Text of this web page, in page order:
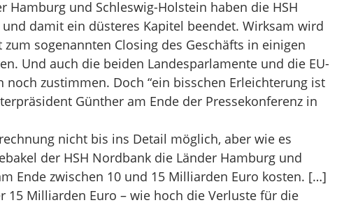
Hamburg und Schleswig-Holstein haben die HSH
damit ein düsteres Kapitel beendet. Wirksam wird
zum sogenannten Closing des Geschäfts in einigen
Und auch die beiden Landesparlamente und die EU-
noch zustimmen. Doch “ein bisschen Erleichterung ist
Günther am Ende der Pressekonferenz in
nicht bis ins Detail möglich, aber wie es
der HSH Nordbank die Länder Hamburg und
Ende zwischen 10 und 15 Milliarden Euro kosten. […]
15 Milliarden Euro – wie hoch die Verluste für die